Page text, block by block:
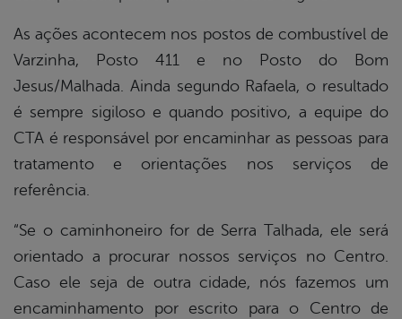
As ações acontecem nos postos de combustível de
Varzinha, Posto 411 e no Posto do Bom
Jesus/Malhada. Ainda segundo Rafaela, o resultado
é sempre sigiloso e quando positivo, a equipe do
CTA é responsável por encaminhar as pessoas para
tratamento e orientações nos serviços de
referência.
“Se o caminhoneiro for de Serra Talhada, ele será
orientado a procurar nossos serviços no Centro.
Caso ele seja de outra cidade, nós fazemos um
encaminhamento por escrito para o Centro de